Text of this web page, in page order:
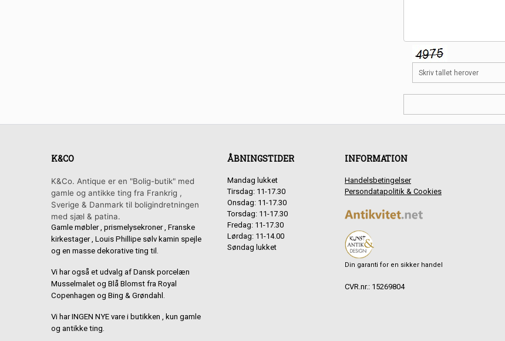
K&CO
K&Co. Antique er en "Bolig-butik" med
gamle og antikke ting fra Frankrig ,
Sverige & Danmark til boligindretningen
med sjæl & patina.
Gamle møbler , prismelysekroner , Franske
kirkestager , Louis Phillipe sølv kamin spejle
og en masse dekorative ting til.
Vi har også et udvalg af Dansk porcelæn
Musselmalet og Blå Blomst fra Royal
Copenhagen og Bing & Grøndahl.
Vi har INGEN NYE vare i butikken , kun gamle
og antikke ting.
ÅBNINGSTIDER
Mandag lukket
Tirsdag: 11-17.30
Onsdag: 11-17.30
Torsdag: 11-17.30
Fredag: 11-17.30
Lørdag: 11-14.00
Søndag lukket
INFORMATION
Handelsbetingelser
Persondatapolitik & Cookies
Din garanti for en sikker handel
CVR.nr.: 15269804